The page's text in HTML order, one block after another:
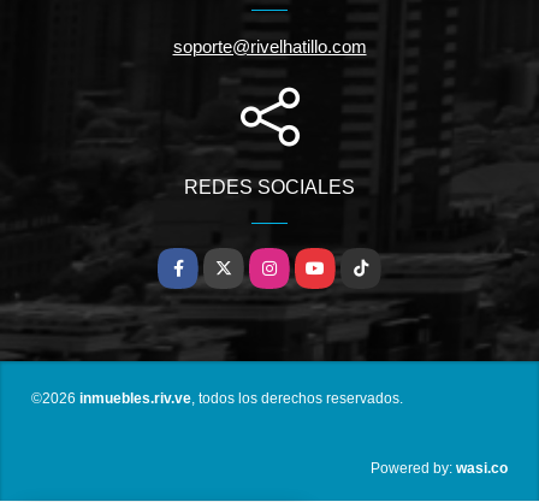
soporte@rivelhatillo.com
REDES SOCIALES
Facebook
X InstagramYouTubeTikTok
©2026 inmuebles.riv.ve, todos los derechos reservados.
Powered by: wasi.co